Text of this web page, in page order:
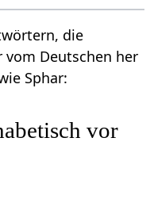
die
Deutschen her
Sphar:
vor